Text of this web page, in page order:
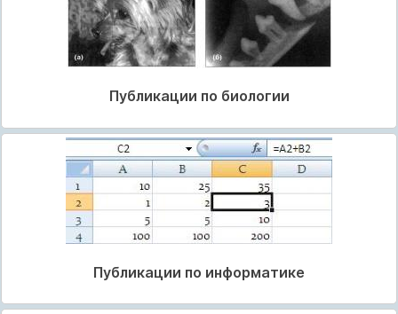
Публикации по биологии
Публикации по информатике